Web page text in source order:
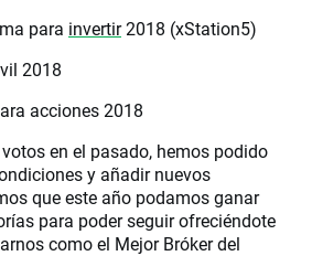
para invertir2018 (xStation5)
2018
acciones 2018
en el pasado, hemos podido
y añadir nuevos
que este año podamos ganar
para poder seguir ofreciéndote
como el Mejor Bróker del